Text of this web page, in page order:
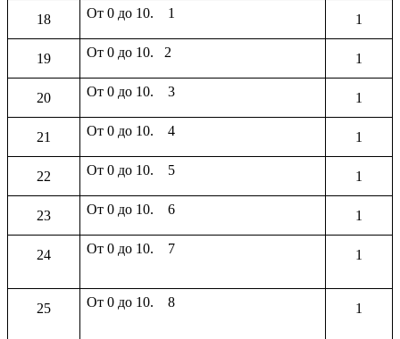
18 От 0 до 10. 1 1
19 От 0 до 10. 2 1
20 От 0 до 10. 3 1
21 От 0 до 10. 4 1
22 От 0 до 10. 5 1
23 От 0 до 10. 6 1
24 От 0 до 10. 7 1
25 От 0 до 10. 8 1